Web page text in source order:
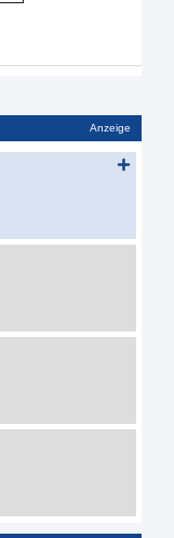
Anzeige